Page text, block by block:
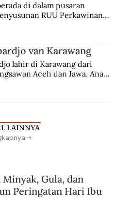
di dalam pusaran
RUU Perkawinan.
van Karawang
lahir di Karawang dari
Aceh dan Jawa. Anak
LAINNYA
Minyak, Gula, dan
Peringatan Hari Ibu